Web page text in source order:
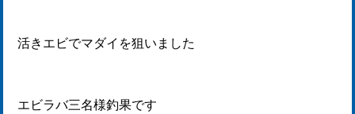
活きエビでマダイを狙いました
エビラバ三名様釣果です